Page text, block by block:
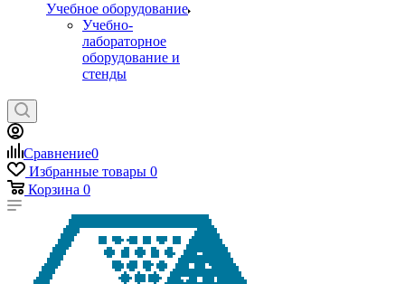
Учебное оборудование
Учебно-
лабораторное
оборудование и
стенды
Сравнение0
Избранные товары 0
Корзина 0